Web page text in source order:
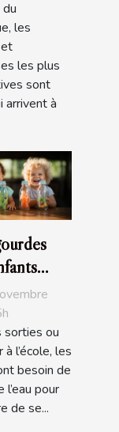
du
les
les plus
sont
arrivent à
sorties ou
l’école, les
besoin de
l’eau pour
de se...